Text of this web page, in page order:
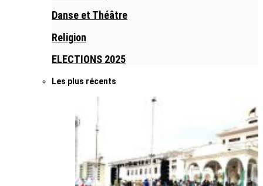
Danse et Théâtre
Religion
ELECTIONS 2025
Les plus récents